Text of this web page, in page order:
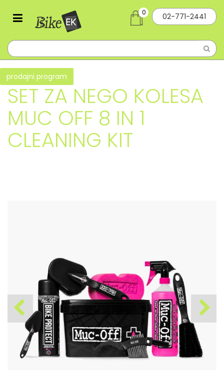
02-771-2441
0
prodajni program
SET ZA NEGO KOLESA
MUC OFF 8 IN 1
CLEANING KIT